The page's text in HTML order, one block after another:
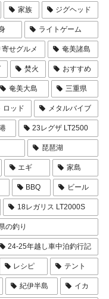
家族 ジグヘッド
ライトゲーム
寄せグルメ 奄美諸島
焚火 おすすめ
奄美大島 三重県
ロッド メタルバイブ
23レグザ LT2500
琵琶湖
エギ 家島
BBQ ビール
18レガリス LT2000S
の釣り
24-25年越し車中泊釣行記
レシピ テント
紀伊半島 イカ